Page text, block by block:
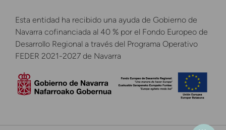
Esta entidad ha recibido una ayuda de Gobierno de
Navarra cofinanciada al 40 % por el Fondo Europeo de
Desarrollo Regional a través del Programa Operativo
FEDER 2021-2027 de Navarra